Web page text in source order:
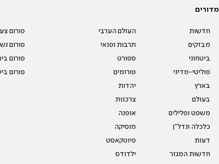
מדורים
חדשות
מבזקים
ביטחוני
פוליטי-מדיני
בארץ
בעולם
משפט ופלילים
כלכלה ונדל"ן
דעות
חדשות המגזר
העולם הערבי
תרבות ופנאי
ספורט
פורומים
יהדות
צרכנות
אופנה
מוסיקה
פיוטקאסט
ילדודס
פורום
פורום
פורום
פורום